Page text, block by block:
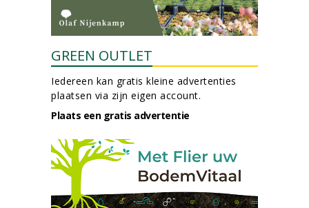
GREEN OUTLET
Iedereen kan gratis kleine advertenties
plaatsen via zijn eigen account.
Plaats een gratis advertentie